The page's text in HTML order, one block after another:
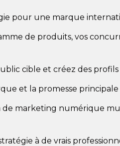
pour une marque
de produits, vos
cible et créez des profils
et la promesse principale
de marketing numérique
à de vrais